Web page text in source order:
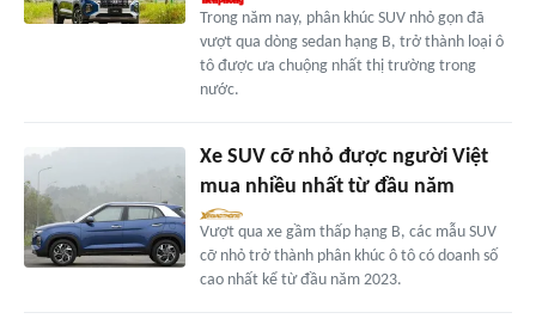
Trong năm nay, phân khúc SUV nhỏ gọn đã
vượt qua dòng sedan hạng B, trở thành loại ô
tô được ưa chuộng nhất thị trường trong
nước.
Xe SUV cỡ nhỏ được người Việt
mua nhiều nhất từ đầu năm
Vượt qua xe gầm thấp hạng B, các mẫu SUV
cỡ nhỏ trở thành phân khúc ô tô có doanh số
cao nhất kể từ đầu năm 2023.